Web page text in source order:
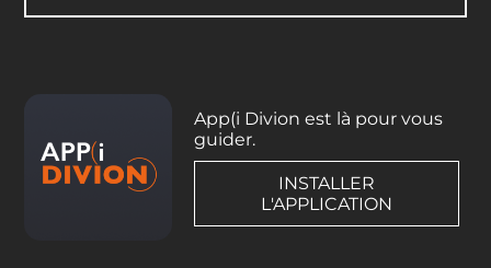
App(i Divion est là pour vous
guider.
INSTALLER
L'APPLICATION